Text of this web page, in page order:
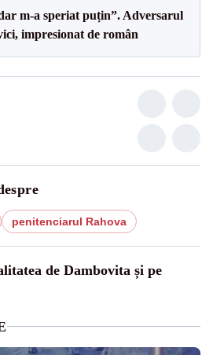
m-a speriat puțin”. Adversarul
impresionat de român
penitenciarul Rahova
de Dambovita și pe